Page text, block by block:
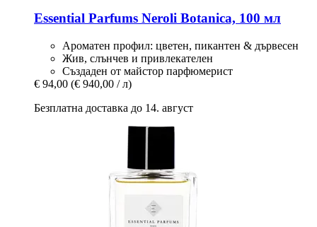
Essential Parfums Neroli Botanica, 100 мл
Ароматен профил: цветен, пикантен & дървесен
Жив, слънчев и привлекателен
Създаден от майстор парфюмерист
€ 94,00 (€ 940,00 / л)
Безплатна доставка до 14. август